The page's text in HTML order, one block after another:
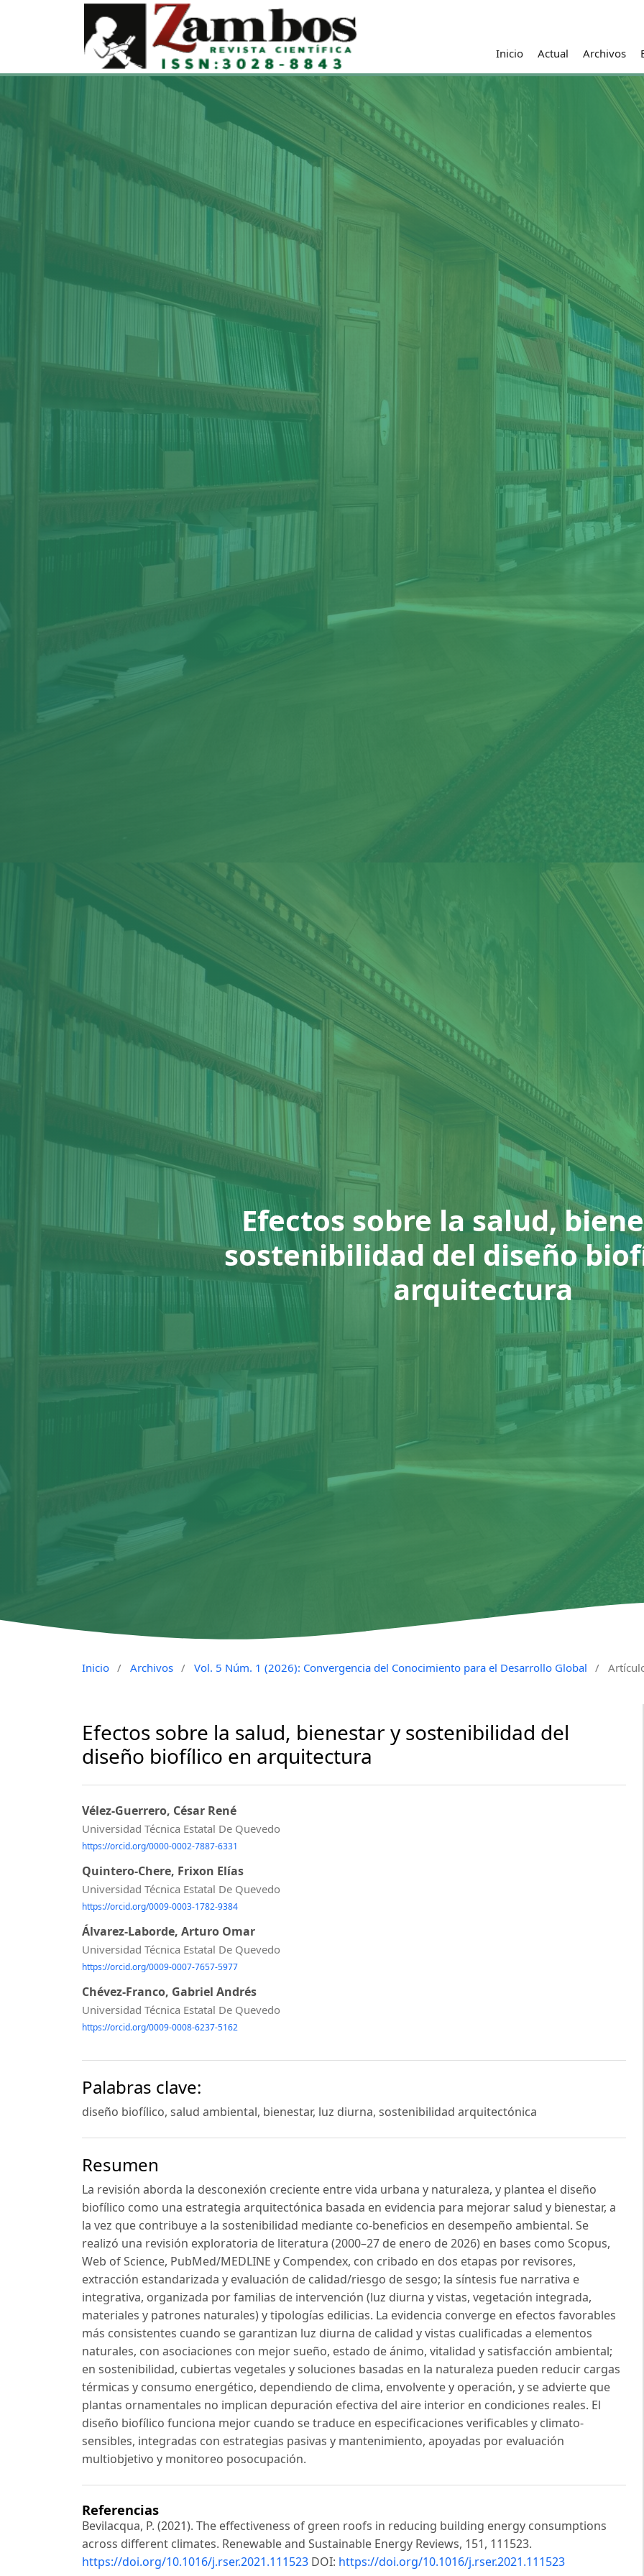
Inicio Actual Archivos
Efectos sobre la salud,
sostenibilidad del diseño
arquitectura
Inicio / Archivos / Vol. 5 Núm. 1 (2026): Convergencia del Conocimiento para el Desarrollo Global /
Efectos sobre la salud, bienestar y sostenibilidad del
diseño biofílico en arquitectura
Vélez-Guerrero, César René
Universidad Técnica Estatal De Quevedo
https://orcid.org/0000-0002-7887-6331
Quintero-Chere, Frixon Elías
Universidad Técnica Estatal De Quevedo
https://orcid.org/0009-0003-1782-9384
Álvarez-Laborde, Arturo Omar
Universidad Técnica Estatal De Quevedo
https://orcid.org/0009-0007-7657-5977
Chévez-Franco, Gabriel Andrés
Universidad Técnica Estatal De Quevedo
https://orcid.org/0009-0008-6237-5162
Palabras clave:
diseño biofílico, salud ambiental, bienestar, luz diurna, sostenibilidad arquitectónica
Resumen
La revisión aborda la desconexión creciente entre vida urbana y naturaleza, y plantea el diseño
biofílico como una estrategia arquitectónica basada en evidencia para mejorar salud y bienestar, a
la vez que contribuye a la sostenibilidad mediante co-beneficios en desempeño ambiental. Se
realizó una revisión exploratoria de literatura (2000–27 de enero de 2026) en bases como Scopus,
Web of Science, PubMed/MEDLINE y Compendex, con cribado en dos etapas por revisores,
extracción estandarizada y evaluación de calidad/riesgo de sesgo; la síntesis fue narrativa e
integrativa, organizada por familias de intervención (luz diurna y vistas, vegetación integrada,
materiales y patrones naturales) y tipologías edilicias. La evidencia converge en efectos favorables
más consistentes cuando se garantizan luz diurna de calidad y vistas cualificadas a elementos
naturales, con asociaciones con mejor sueño, estado de ánimo, vitalidad y satisfacción ambiental;
en sostenibilidad, cubiertas vegetales y soluciones basadas en la naturaleza pueden reducir cargas
térmicas y consumo energético, dependiendo de clima, envolvente y operación, y se advierte que
plantas ornamentales no implican depuración efectiva del aire interior en condiciones reales. El
diseño biofílico funciona mejor cuando se traduce en especificaciones verificables y climato-
sensibles, integradas con estrategias pasivas y mantenimiento, apoyadas por evaluación
multiobjetivo y monitoreo posocupación.
Referencias
Bevilacqua, P. (2021). The effectiveness of green roofs in reducing building energy consumptions
across different climates. Renewable and Sustainable Energy Reviews, 151, 111523.
https://doi.org/10.1016/j.rser.2021.111523 DOI: https://doi.org/10.1016/j.rser.2021.111523